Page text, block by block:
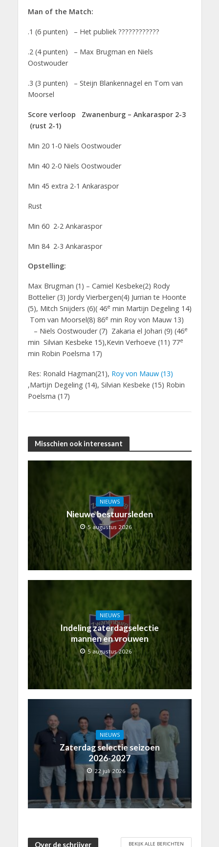
Man of the Match:
.1 (6 punten) – Het publiek ????????????
.2 (4 punten) – Max Brugman en Niels
Oostwouder
.3 (3 punten) – Steijn Blankennagel en Tom van
Moorsel
Score verloop Zwanenburg – Ankaraspor 2-3
(rust 2-1)
Min 20 1-0 Niels Oostwouder
Min 40 2-0 Niels Oostwouder
Min 45 extra 2-1 Ankaraspor
Rust
Min 60 2-2 Ankaraspor
Min 84 2-3 Ankaraspor
Opstelling:
Max Brugman (1) – Camiel Kesbeke(2) Rody
Bottelier (3) Jordy Vierbergen(4) Jurrian te Hoonte
(5), Mitch Snijders (6)( 46e min Martijn Degeling 14)
Tom van Moorsel(8) 86e min Roy von Mauw 13)
– Niels Oostwouder (7) Zakaria el Johari (9) (46e
min Silvian Kesbeke 15),Kevin Verhoeve (11) 77e
min Robin Poelsma 17)
Res: Ronald Hagman(21), Roy von Mauw (13)
,Martijn Degeling (14), Silvian Kesbeke (15) Robin
Poelsma (17)
Misschien ook interessant
NIEUWS
Nieuwe bestuursleden
5 augustus 2026
NIEUWS
Indeling zaterdagselectie
mannen en vrouwen
5 augustus 2026
NIEUWS
Zaterdag selectie seizoen
2026-2027
22 juli 2026
Over de schrijver BEKIJK ALLE BERICHTEN